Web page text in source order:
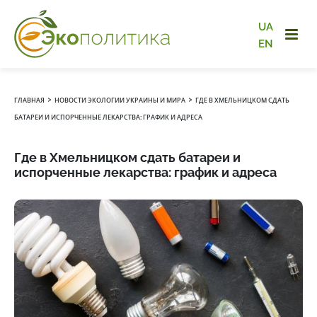
UA
EN
ГЛАВНАЯ › НОВОСТИ ЭКОЛОГИИ УКРАИНЫ И МИРА › ГДЕ В ХМЕЛЬНИЦКОМ СДАТЬ
БАТАРЕИ И ИСПОРЧЕННЫЕ ЛЕКАРСТВА: ГРАФИК И АДРЕСА
Где в Хмельницком сдать батареи и
испорченные лекарства: график и адреса